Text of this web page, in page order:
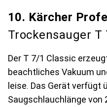
10. Kärcher
Trockensauger T
Der T 7/1 Classic
beachtliches Vakuum
leise. Das Gerät verfügt
Saugschlauchlänge von